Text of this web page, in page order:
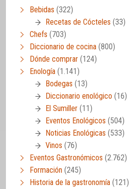
Bebidas (322)
Recetas de Cócteles (33)
Chefs (703)
Diccionario de cocina (800)
Dónde comprar (124)
Enología (1.141)
Bodegas (13)
Diccionario enológico (16)
El Sumiller (11)
Eventos Enológicos (504)
Noticias Enológicas (533)
Vinos (76)
Eventos Gastronómicos (2.762)
Formación (245)
Historia de la gastronomía (121)